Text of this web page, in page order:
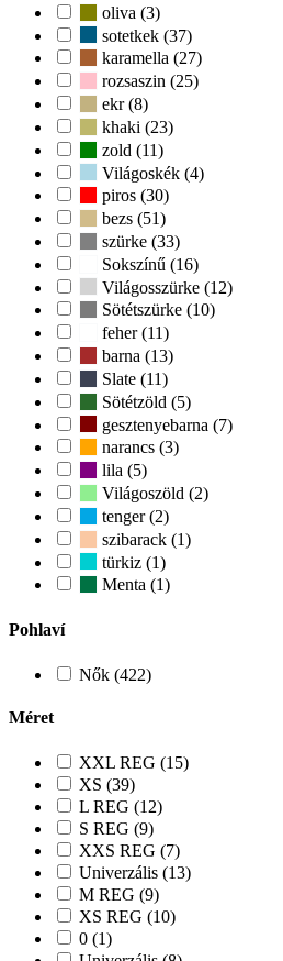
oliva (3)
sotetkek (37)
karamella (27)
rozsaszin (25)
ekr (8)
khaki (23)
zold (11)
Világoskék (4)
piros (30)
bezs (51)
szürke (33)
Sokszínű (16)
Világosszürke (12)
Sötétszürke (10)
feher (11)
barna (13)
Slate (11)
Sötétzöld (5)
gesztenyebarna (7)
narancs (3)
lila (5)
Világoszöld (2)
tenger (2)
szibarack (1)
türkiz (1)
Menta (1)
Pohlaví
Nők (422)
Méret
XXL REG (15)
XS (39)
L REG (12)
S REG (9)
XXS REG (7)
Univerzális (13)
M REG (9)
XS REG (10)
0 (1)